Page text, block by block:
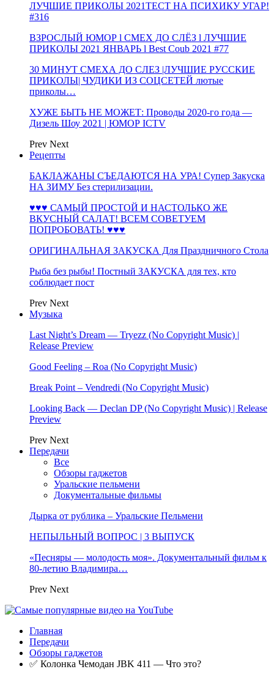
ЛУЧШИЕ ПРИКОЛЫ 2021ТЕСТ НА ПСИХИКУ УГАР!
#316
ВЗРОСЛЫЙ ЮМОР l СМЕХ ДО СЛЁЗ l ЛУЧШИЕ
ПРИКОЛЫ 2021 ЯНВАРЬ l Best Coub 2021 #77
30 МИНУТ СМЕХА ДО СЛЕЗ |ЛУЧШИЕ РУССКИЕ
ПРИКОЛЫ| ЧУДИКИ ИЗ СОЦСЕТЕЙ лютые
приколы…
ХУЖЕ БЫТЬ НЕ МОЖЕТ: Проводы 2020-го года —
Дизель Шоу 2021 | ЮМОР ICTV
Prev Next
Рецепты
БАКЛАЖАНЫ СЪЕДАЮТСЯ НА УРА! Супер Закуска
НА ЗИМУ Без стерилизации.
♥♥♥ САМЫЙ ПРОСТОЙ И НАСТОЛЬКО ЖЕ
ВКУСНЫЙ САЛАТ! ВСЕМ СОВЕТУЕМ
ПОПРОБОВАТЬ! ♥♥♥
ОРИГИНАЛЬНАЯ ЗАКУСКА Для Праздничного Стола
Рыба без рыбы! Постный ЗАКУСКА для тех, кто
соблюдает пост
Prev Next
Музыка
Last Night’s Dream — Tryezz (No Copyright Music) |
Release Preview
Good Feeling – Roa (No Copyright Music)
Break Point – Vendredi (No Copyright Music)
Looking Back — Declan DP (No Copyright Music) | Release
Preview
Prev Next
Передачи
Все
Обзоры гаджетов
Уральские пельмени
Документальные фильмы
Дырка от рублика – Уральские Пельмени
НЕПЫЛЬНЫЙ ВОПРОС | 3 ВЫПУСК
«Песняры — молодость моя». Документальный фильм к
80-летию Владимира…
Prev Next
Главная
Передачи
Обзоры гаджетов
✅ Колонка Чемодан JBK 411 — Что это?